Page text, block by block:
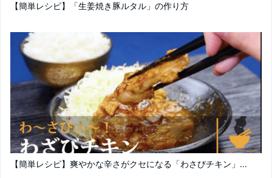
【簡単レシピ】「生姜焼き豚ルタル」の作り方
【簡単レシピ】爽やかな辛さがクセになる「わさびチキン」...